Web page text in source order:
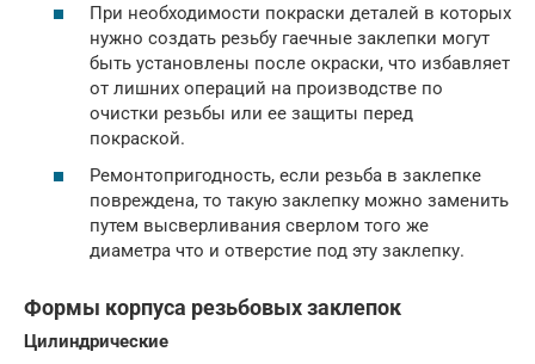
При необходимости покраски деталей в которых
нужно создать резьбу гаечные заклепки могут
быть установлены после окраски, что избавляет
от лишних операций на производстве по
очистки резьбы или ее защиты перед
покраской.
Ремонтопригодность, если резьба в заклепке
повреждена, то такую заклепку можно заменить
путем высверливания сверлом того же
диаметра что и отверстие под эту заклепку.
Формы корпуса резьбовых заклепок
Цилиндрические